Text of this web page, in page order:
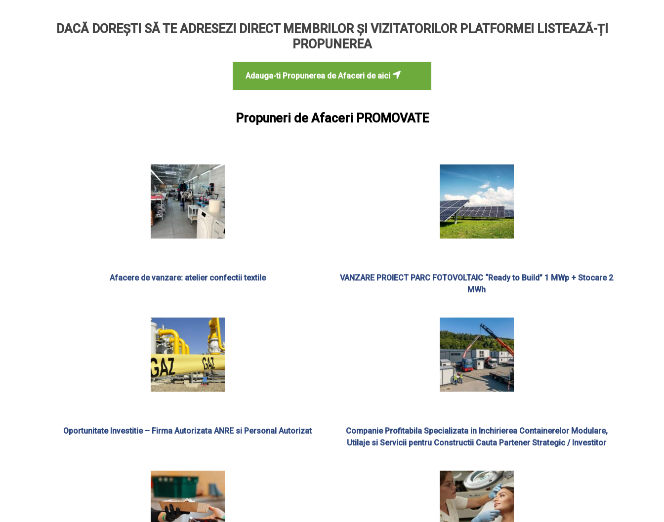
DACĂ DOREȘTI SĂ TE ADRESEZI DIRECT MEMBRILOR ȘI VIZITATORILOR PLATFORMEI LISTEAZĂ-ȚI
PROPUNEREA
Adauga-ti Propunerea de Afaceri de aici
Propuneri de Afaceri PROMOVATE
Afacere de vanzare: atelier confectii textile
VANZARE PROIECT PARC FOTOVOLTAIC “Ready to Build” 1 MWp + Stocare 2
MWh
Oportunitate Investitie – Firma Autorizata ANRE si Personal Autorizat
Companie Profitabila Specializata in Inchirierea Containerelor Modulare,
Utilaje si Servicii pentru Constructii Cauta Partener Strategic / Investitor